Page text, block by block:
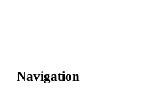
Navigation